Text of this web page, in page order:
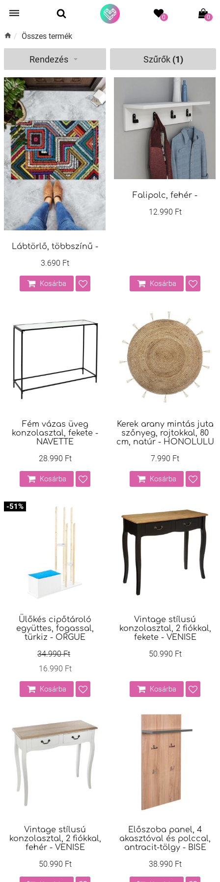
0 0
/ Összes termék
Rendezés Szűrők (1)
Lábtörlő, többszínű -
3.690 Ft
Kosárba
Falipolc, fehér -
12.990 Ft
Kosárba
Fém vázas üveg
konzolasztal, fekete -
NAVETTE
28.990 Ft
Kosárba
Kerek arany mintás juta
szőnyeg, rojtokkal, 80
cm, natúr - HONOLULU
7.990 Ft
Kosárba
-51%
Ülőkés cipőtároló
együttes, fogassal,
türkiz - ORGUE
34.990 Ft
16.990 Ft
Kosárba
Vintage stílusú
konzolasztal, 2 fiókkal,
fekete - VENISE
50.990 Ft
Kosárba
Vintage stílusú
konzolasztal, 2 fiókkal,
fehér - VENISE
50.990 Ft
Előszoba panel, 4
akasztóval és polccal,
antracit-tölgy - BISE
38.990 Ft